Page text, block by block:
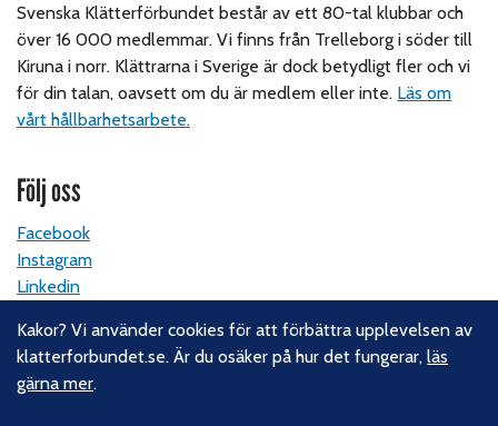
Svenska Klätterförbundet består av ett 80-tal klubbar och
över 16 000 medlemmar. Vi finns från Trelleborg i söder till
Kiruna i norr. Klättrarna i Sverige är dock betydligt fler och vi
för din talan, oavsett om du är medlem eller inte. Läs om
vårt hållbarhetsarbete.
Följ oss
Facebook
Instagram
Linkedin
Kontakt
Kakor? Vi använder cookies för att förbättra upplevelsen av
klatterforbundet.se. Är du osäker på hur det fungerar,läs
gärna mer.